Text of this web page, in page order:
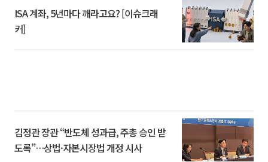
ISA 계좌, 5년마다 깨라고요? [이슈크래
커]
김정관 장관 “반도체 성과급, 주총 승인 받
도록”…상법·자본시장법 개정 시사